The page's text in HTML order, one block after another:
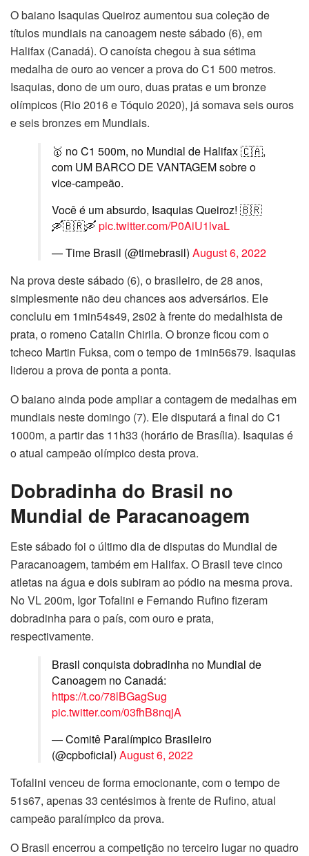
O baiano Isaquias Queiroz aumentou sua coleção de
títulos mundiais na canoagem neste sábado (6), em
Halifax (Canadá). O canoísta chegou à sua sétima
medalha de ouro ao vencer a prova do C1 500 metros.
Isaquias, dono de um ouro, duas pratas e um bronze
olímpicos (Rio 2016 e Tóquio 2020), já somava seis ouros
e seis bronzes em Mundiais.
🥇 no C1 500m, no Mundial de Halifax 🇨🇦,
com UM BARCO DE VANTAGEM sobre o
vice-campeão.
Você é um absurdo, Isaquias Queiroz! 🇧🇷
🛶🇧🇷🛶pic.twitter.com/P0AiU1lvaL
— Time Brasil (@timebrasil) August 6, 2022
Na prova deste sábado (6), o brasileiro, de 28 anos,
simplesmente não deu chances aos adversários. Ele
concluiu em 1min54s49, 2s02 à frente do medalhista de
prata, o romeno Catalin Chirila. O bronze ficou com o
tcheco Martin Fuksa, com o tempo de 1min56s79. Isaquias
liderou a prova de ponta a ponta.
O baiano ainda pode ampliar a contagem de medalhas em
mundiais neste domingo (7). Ele disputará a final do C1
1000m, a partir das 11h33 (horário de Brasília). Isaquias é
o atual campeão olímpico desta prova.
Dobradinha do Brasil no
Mundial de Paracanoagem
Este sábado foi o último dia de disputas do Mundial de
Paracanoagem, também em Halifax. O Brasil teve cinco
atletas na água e dois subiram ao pódio na mesma prova.
No VL 200m, Igor Tofalini e Fernando Rufino fizeram
dobradinha para o país, com ouro e prata,
respectivamente.
Brasil conquista dobradinha no Mundial de
Canoagem no Canadá:
https://t.co/78lBGagSug
pic.twitter.com/03fhB8nqjA
— Comitê Paralímpico Brasileiro
(@cpboficial) August 6, 2022
Tofalini venceu de forma emocionante, com o tempo de
51s67, apenas 33 centésimos à frente de Rufino, atual
campeão paralímpico da prova.
O Brasil encerrou a competição no terceiro lugar no quadro